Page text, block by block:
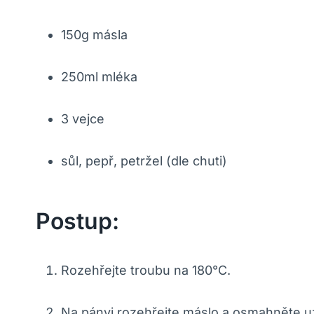
150g másla
250ml mléka
3 vejce
sůl, pepř, petržel (dle chuti)
Postup:
Rozehřejte troubu na 180°C.